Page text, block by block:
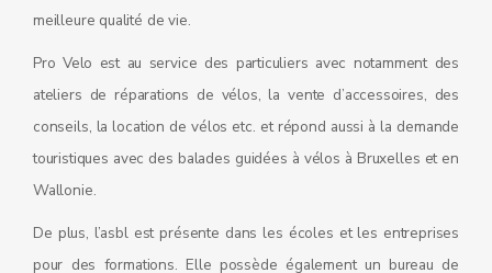
meilleure qualité de vie.
Pro Velo est au service des particuliers avec notamment des
ateliers de réparations de vélos, la vente d’accessoires, des
conseils, la location de vélos etc. et répond aussi à la demande
touristiques avec des balades guidées à vélos à Bruxelles et en
Wallonie.
De plus, l’asbl est présente dans les écoles et les entreprises
pour des formations. Elle possède également un bureau de